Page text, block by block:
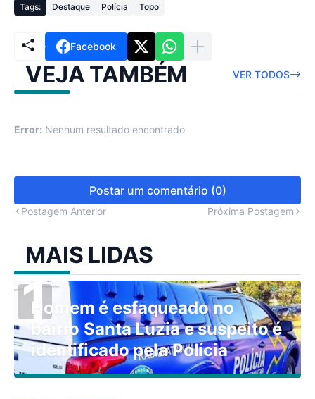
Tags: Destaque Polícia Topo
Facebook
VEJA TAMBÉM VER TODOS
Error: Nenhum resultado encontrado
Postar um comentário (0)
Postagem Anterior Próxima Postagem
MAIS LIDAS
Homem é esfaqueado no
bairro Santa Luzia e suspeito é
identificado pela Polícia